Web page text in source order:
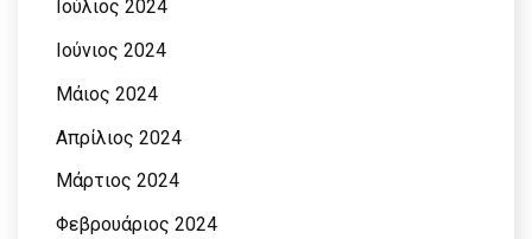
Ιούλιος 2024
Ιούνιος 2024
Μάιος 2024
Απρίλιος 2024
Μάρτιος 2024
Φεβρουάριος 2024